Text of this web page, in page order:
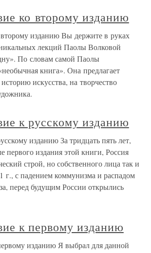
ко второму изданию
изданию Вы держите в руках
лекций Паолы Волковой
По словам самой Паолы
книга». Она предлагает
искусства, на творчество
к русскому изданию
изданию За тридцать пять лет,
первого издания этой книги, Россия
строй, но собственного лица так и
г., с падением коммунизма и распадом
перед будущим России открылись
к первому изданию
изданию Я выбрал для данной